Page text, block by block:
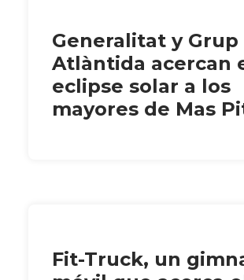
Generalitat y Grup
Atlàntida acercan
eclipse solar a los
mayores de Mas
Fit-Truck, un